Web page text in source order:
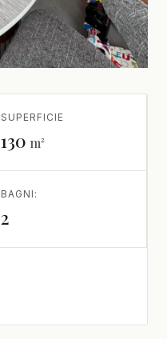
SUPERFICIE
130 m²
BAGNI:
2